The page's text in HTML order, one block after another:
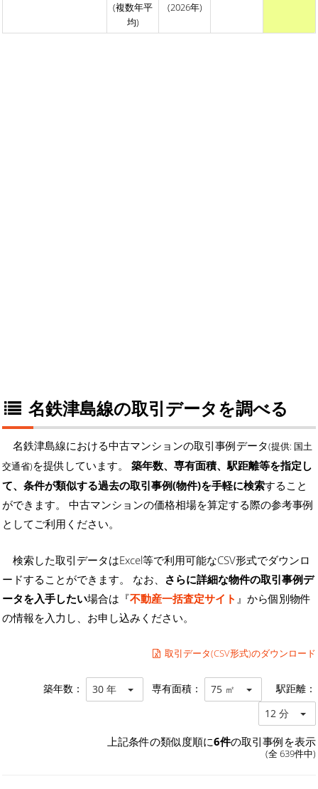
(複数年平
均)
(2026年)
名鉄津島線の取引データを調べる
名鉄津島線における中古マンションの取引事例データ(提供: 国土
交通省)を提供しています。 築年数、専有面積、駅距離等を指定し
て、条件が類似する過去の取引事例(物件)を手軽に検索すること
ができます。 中古マンションの価格相場を算定する際の参考事例
としてご利用ください。
検索した取引データはExcel等で利用可能なCSV形式でダウンロ
ードすることができます。 なお、 さらに詳細な物件の取引事例デ
ータを入手したい場合は『不動産一括査定サイト 』から個別物件
の情報を入力し、お申し込みください。
取引データ(CSV形式)のダウンロード
築年数： 30 年 専有面積： 75 ㎡ 駅距離：
12 分
上記条件の類似度順に6件の取引事例を表示
(全 639件中)